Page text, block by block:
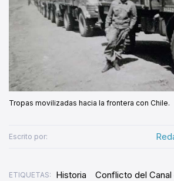
Tropas movilizadas hacia la frontera con Chile.
Escrito por:
ETIQUETAS: Historia
Conflicto del Canal